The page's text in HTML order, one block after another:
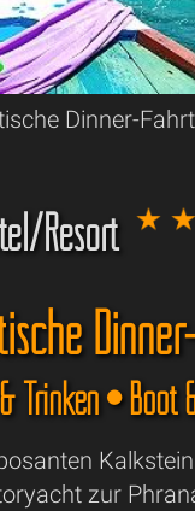
Dinner-
Resort
Trinken • Boot
zur